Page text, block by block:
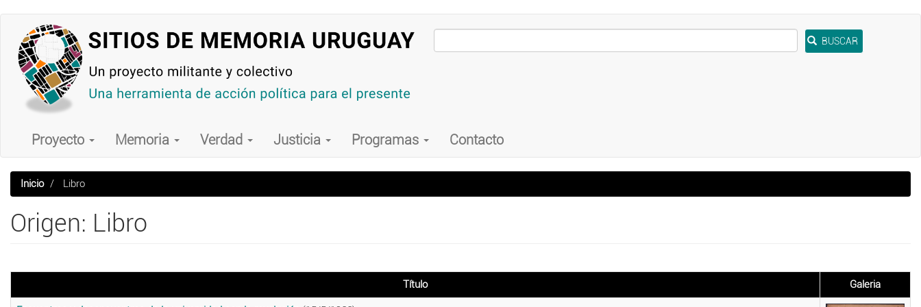
contenido
principal
BUSCAR
Main
navigation
Proyecto Memoria Verdad Justicia Programas Contacto
Inicio Libro
Origen: Libro
Título Galeria